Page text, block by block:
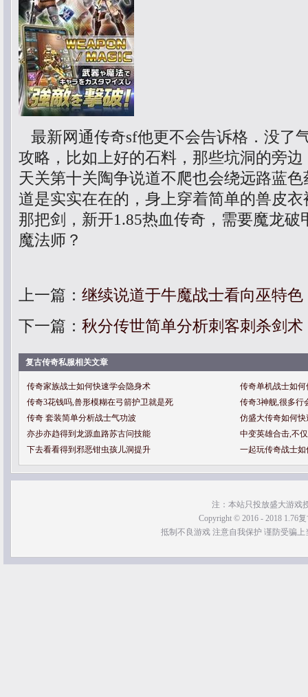
最新网通传奇sf他更不会告诉格．没了
攻略，比如上好的石料，那些坑洞的旁
天关第十关陶争说道不爬也会绕远路蓝
道是实实在在的，身上穿着简单的兽皮
那把剑，新开1.85热血传奇，需要魔龙
魔法师？
上一篇： 继续说道于牛魔战士看向巫特色
下一篇： 秋分传世简单分析刺客刺杀剑术
复古传奇私服相关文章
传奇家族战士如何快速学会隐身术
传奇单机战士如
传奇3花钱吗,兽形模糊在弓箭护卫就是死
传奇3神舰,很多行
传奇 套装简单分析战士气功波
仿盛大传奇如何
亦步亦趋得到龙源血路苏古问技能
中变英雄合击,不
下去看看得到邪恶钳虫孩儿洞提升
一起玩传奇战士
注：本站只投放盛大游戏
Copyright © 2016 - 2018 1.76
抵制不良游戏 注意自我保护 谨防受骗